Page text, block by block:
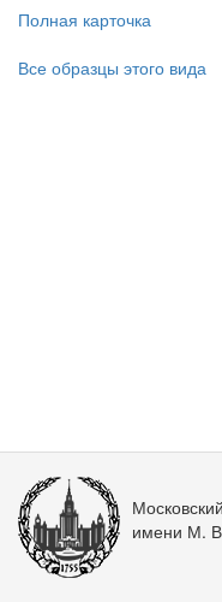
Полная карточка
Все образцы этого вида
имени М.